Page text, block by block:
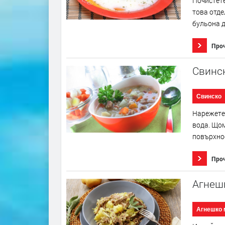
това
бульона
Свинско
вода.
Агнешко